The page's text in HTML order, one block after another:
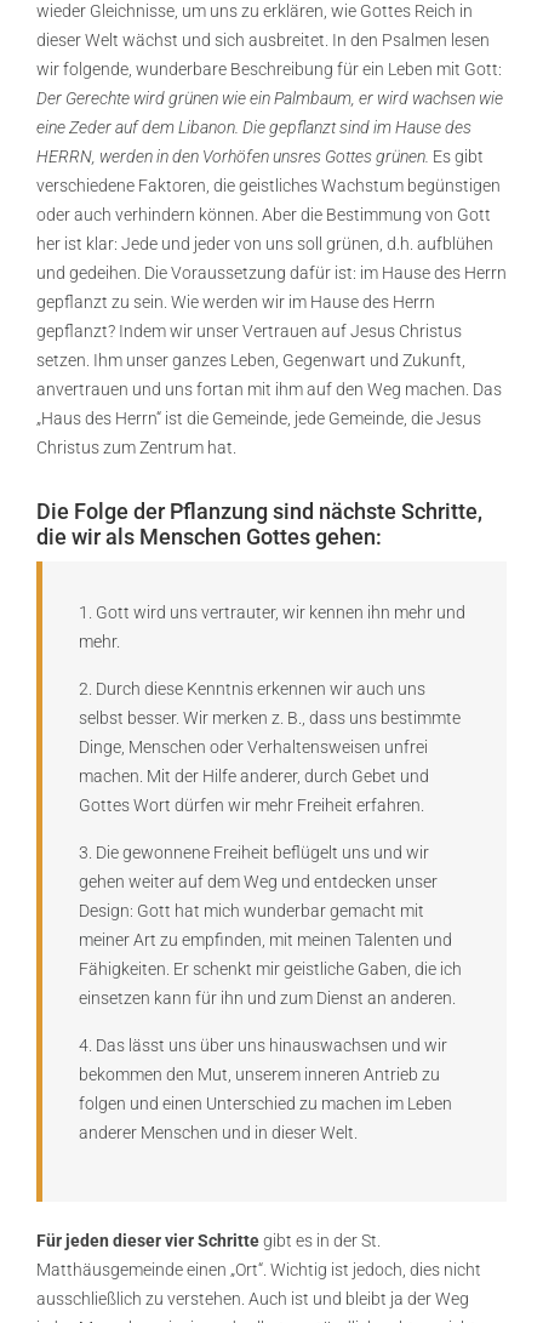
wieder Gleichnisse, um uns zu erklären, wie Gottes Reich in
dieser Welt wächst und sich ausbreitet. In den Psalmen lesen
wir folgende, wunderbare Beschreibung für ein Leben mit Gott:
Der Gerechte wird grünen wie ein Palmbaum, er wird wachsen wie
eine Zeder auf dem Libanon. Die gepflanzt sind im Hause des
HERRN, werden in den Vorhöfen unsres Gottes grünen. Es gibt
verschiedene Faktoren, die geistliches Wachstum begünstigen
oder auch verhindern können. Aber die Bestimmung von Gott
her ist klar: Jede und jeder von uns soll grünen, d.h. aufblühen
und gedeihen. Die Voraussetzung dafür ist: im Hause des Herrn
gepflanzt zu sein. Wie werden wir im Hause des Herrn
gepflanzt? Indem wir unser Vertrauen auf Jesus Christus
setzen. Ihm unser ganzes Leben, Gegenwart und Zukunft,
anvertrauen und uns fortan mit ihm auf den Weg machen. Das
„Haus des Herrn“ ist die Gemeinde, jede Gemeinde, die Jesus
Christus zum Zentrum hat.
Die Folge der Pflanzung sind nächste Schritte,
die wir als Menschen Gottes gehen:
1. Gott wird uns vertrauter, wir kennen ihn mehr und
mehr.
2. Durch diese Kenntnis erkennen wir auch uns
selbst besser. Wir merken z. B., dass uns bestimmte
Dinge, Menschen oder Verhaltensweisen unfrei
machen. Mit der Hilfe anderer, durch Gebet und
Gottes Wort dürfen wir mehr Freiheit erfahren.
3. Die gewonnene Freiheit beflügelt uns und wir
gehen weiter auf dem Weg und entdecken unser
Design: Gott hat mich wunderbar gemacht mit
meiner Art zu empfinden, mit meinen Talenten und
Fähigkeiten. Er schenkt mir geistliche Gaben, die ich
einsetzen kann für ihn und zum Dienst an anderen.
4. Das lässt uns über uns hinauswachsen und wir
bekommen den Mut, unserem inneren Antrieb zu
folgen und einen Unterschied zu machen im Leben
anderer Menschen und in dieser Welt.
Für jeden dieser vier Schrittegibt es in der St.
Matthäusgemeinde einen „Ort“. Wichtig ist jedoch, dies nicht
ausschließlich zu verstehen. Auch ist und bleibt ja der Weg